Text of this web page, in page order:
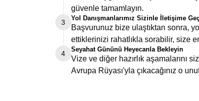
güvenle tamamlayın.
3
Yol Danışmanlarımız Sizinle İletişime
Başvurunuz bize ulaştıktan sonra,
ettiklerinizi rahatlıkla sorabilir, size
4
Seyahat Gününü Heyecanla Bekleyin
Vize ve diğer hazırlık aşamalarını
Avrupa Rüyası'yla çıkacağınız o